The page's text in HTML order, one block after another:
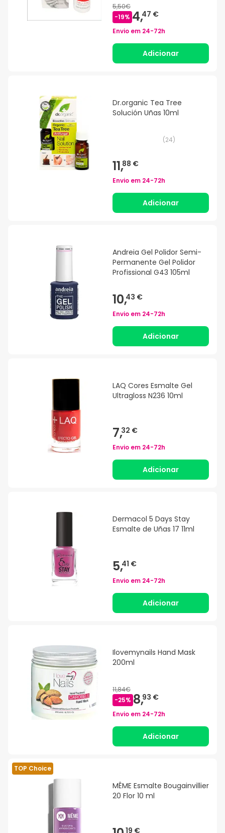
5,50€
-19% 4,47 €
Envio em 24-72h
Adicionar
Dr.organic Tea Tree
Solución Uñas 10ml
(24)
11,88 €
Envio em 24-72h
Adicionar
Andreia Gel Polidor Semi-
Permanente Gel Polidor
Profissional G43 105ml
10,43 €
Envio em 24-72h
Adicionar
LAQ Cores Esmalte Gel
Ultragloss N236 10ml
7,32 €
Envio em 24-72h
Adicionar
Dermacol 5 Days Stay
Esmalte de Uñas 17 11ml
5,41 €
Envio em 24-72h
Adicionar
Ilovemynails Hand Mask
200ml
11,84€
-25% 8,93 €
Envio em 24-72h
Adicionar
TOP Choice
MÊME Esmalte Bougainvillier
20 Flor 10 ml
19 €